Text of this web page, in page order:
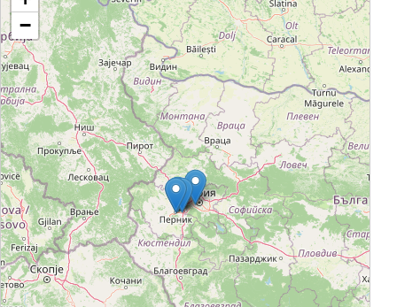
собствен транспорт.
Фирмата непрекъснато обновява и
разширява продуктовата си гама. В
момента разполагаме с над 35 000
артикула на склад, както и с изделия
по поръчка. От самото си създаване,
фирмата дистрибутира
висококачествени продукти на
водещи производители в бранша:
Идеал Стандарт - Видима, Кай груп,
Мегахим, Теразид, Баумит и много
други.
−